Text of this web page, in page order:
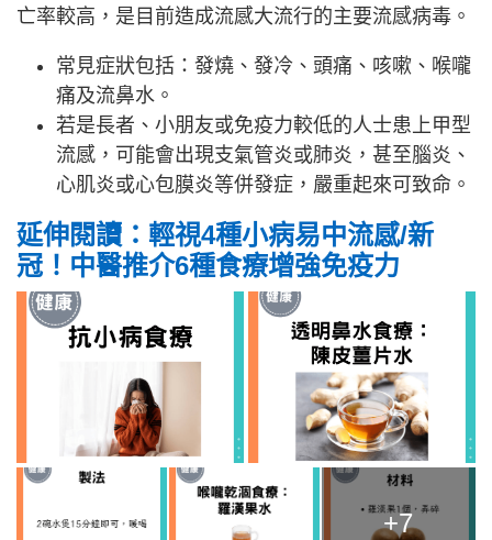
亡率較高，是目前造成流感大流行的主要流感病毒。
常見症狀包括：發燒、發冷、頭痛、咳嗽、喉嚨
痛及流鼻水。
若是長者、小朋友或免疫力較低的人士患上甲型
流感，可能會出現支氣管炎或肺炎，甚至腦炎、
心肌炎或心包膜炎等併發症，嚴重起來可致命。
延伸閱讀：輕視4種小病易中流感/新
冠！中醫推介6種食療增強免疫力
+7